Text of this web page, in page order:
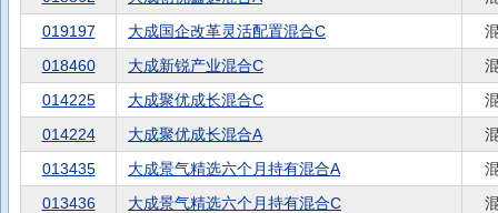
019197
大成国企改革灵活配置混合C
018460
大成新锐产业混合C
014225
大成聚优成长混合C
014224
大成聚优成长混合A
013435
大成景气精选六个月持有混合A
013436
大成景气精选六个月持有混合C